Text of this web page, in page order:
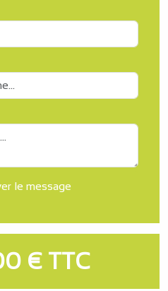
le message
€ TTC